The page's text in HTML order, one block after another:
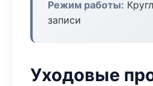
Режим работы:
записи
Уходовые